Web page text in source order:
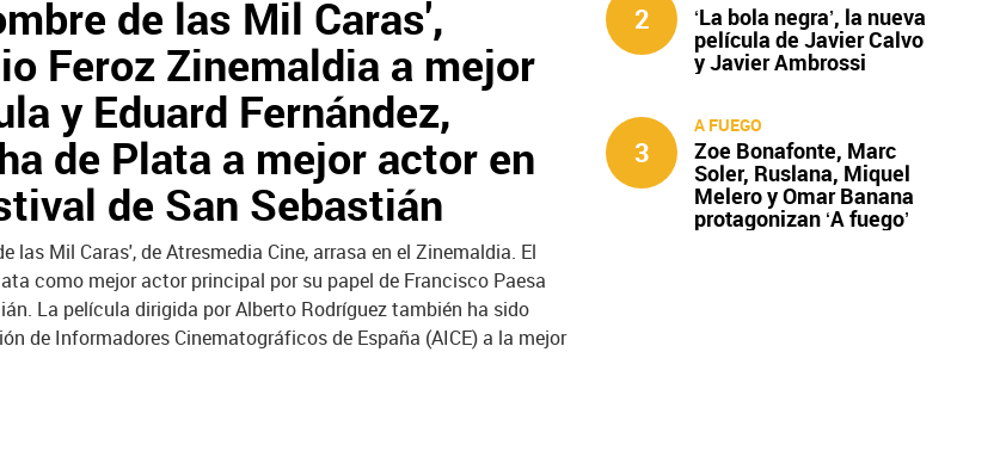
de las Mil Caras',
Feroz Zinemaldia a mejor
y Eduard Fernández,
de Plata a mejor actor en
de San Sebastián
las Mil Caras', de Atresmedia Cine, arrasa en el Zinemaldia. El
como mejor actor principal por su papel de Francisco Paesa
La película dirigida por Alberto Rodríguez también ha sido
de Informadores Cinematográficos de España (AICE) a la mejor
2 ‘La bola negra’, la nueva
película de Javier Calvo
y Javier Ambrossi
3
A FUEGO
Zoe Bonafonte, Marc
Soler, Ruslana, Miquel
Melero y Omar Banana
protagonizan ‘A fuego’